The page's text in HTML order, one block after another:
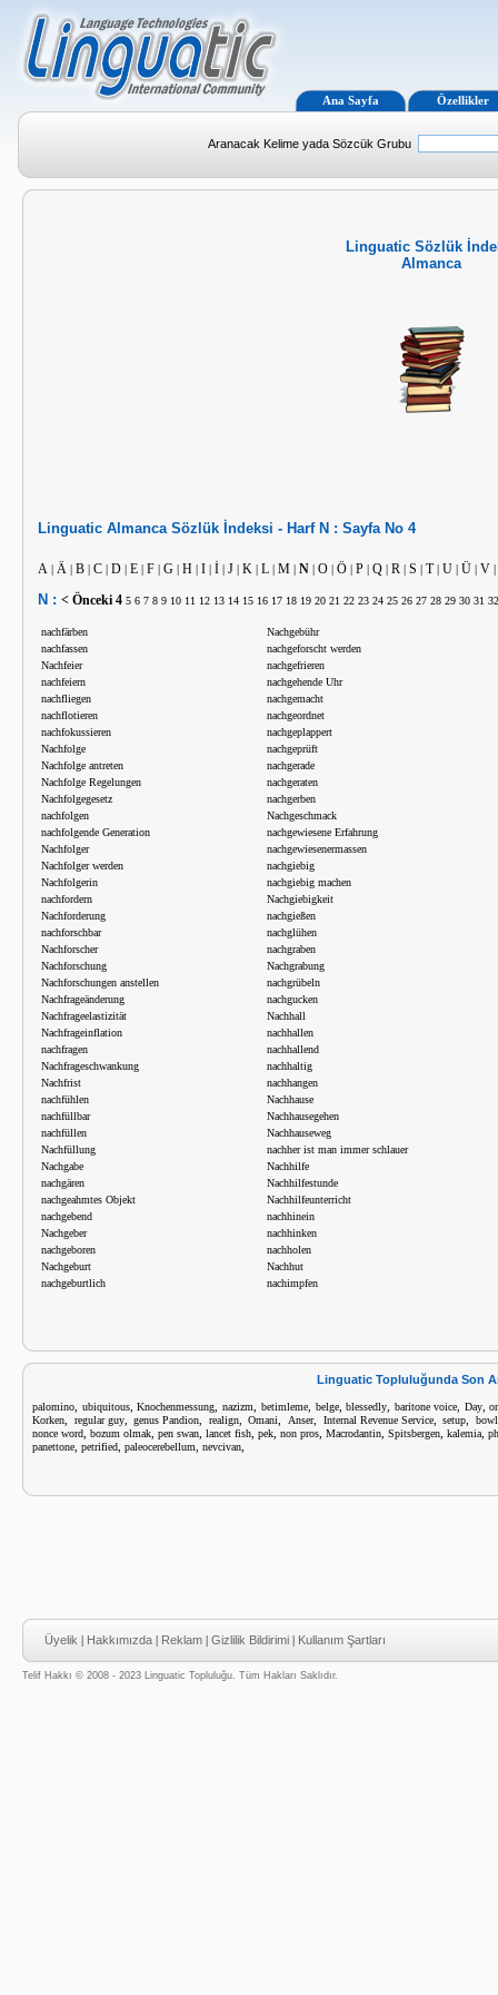
Ana Sayfa Özellikler
Aranacak Kelime yada Sözcük Grubu
Linguatic Sözlük
Almanca
Linguatic Almanca Sözlük İndeksi - Harf N : Sayfa No 4
A | Ä | B | C | D | E | F | G | H | I | İ | J | K | L | M | N | O | Ö | P | Q | R | S | T| U | Ü | V |
N : < Önceki 4 5 6 7 8 9 10 11 12 13 14 15 16 17 18 19 20 21 22 23 24 25 26 27 28 29 30 31 32
nachfärben
nachfassen
Nachfeier
nachfeiern
nachfliegen
nachflotieren
nachfokussieren
Nachfolge
Nachfolge antreten
Nachfolge Regelungen
Nachfolgegesetz
nachfolgen
nachfolgende Generation
Nachfolger
Nachfolger werden
Nachfolgerin
nachfordern
Nachforderung
nachforschbar
Nachforscher
Nachforschung
Nachforschungen anstellen
Nachfrageänderung
Nachfrageelastizität
Nachfrageinflation
nachfragen
Nachfrageschwankung
Nachfrist
nachfühlen
nachfüllbar
nachfüllen
Nachfüllung
Nachgabe
nachgären
nachgeahmtes Objekt
nachgebend
Nachgeber
nachgeboren
Nachgeburt
nachgeburtlich
Nachgebühr
nachgeforscht werden
nachgefrieren
nachgehende Uhr
nachgemacht
nachgeordnet
nachgeplappert
nachgeprüft
nachgerade
nachgeraten
nachgerben
Nachgeschmack
nachgewiesene Erfahrung
nachgewiesenermassen
nachgiebig
nachgiebig machen
Nachgiebigkeit
nachgießen
nachglühen
nachgraben
Nachgrabung
nachgrübeln
nachgucken
Nachhall
nachhallen
nachhallend
nachhaltig
nachhangen
Nachhause
Nachhausegehen
Nachhauseweg
nachher ist man immer schlauer
Nachhilfe
Nachhilfestunde
Nachhilfeunterricht
nachhinein
nachhinken
nachholen
Nachhut
nachimpfen
Linguatic Topluluğunda Son
palomino ubiquitous,Knochenmessung ,nazizm betimleme, belge,blessedly ,baritone voice Day,
Korken
regular guy,genus Pandion realign,Omani Anser, Internal Revenue Service,setup
nonce word bozum olmak pen swan lancet fish pek non pros Macrodantin Spitsbergen kalemia
panettone petrified paleocerebellum nevcivan
Üyelik | Hakkımızda | Reklam | Gizlilik Bildirimi | Kullanım Şartları
Telif Hakkı © 2008 - 2023 Linguatic Topluluğu. Tüm Hakları Saklıdır.